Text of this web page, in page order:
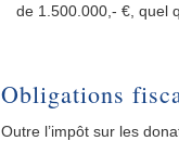
de 1.500.000,- €, quel
Obligations
Outre l’impôt sur les